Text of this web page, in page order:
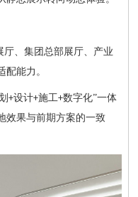
、集团总部展厅、产业
能力。
+设计+施工+数字化”一体
效果与前期方案的一致